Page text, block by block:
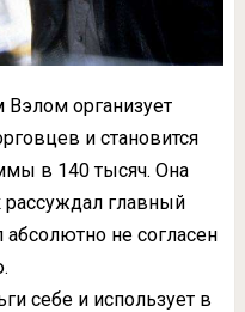
Вэлом организует
и становится
в 140 тысяч. Она
рассуждал главный
не согласен
себе и использует в